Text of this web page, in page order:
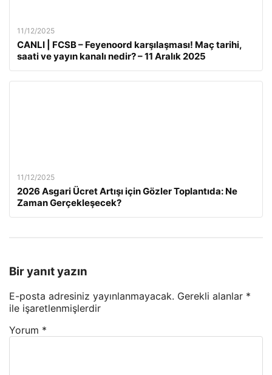
11/12/2025
CANLI | FCSB – Feyenoord karşılaşması! Maç tarihi,
saati ve yayın kanalı nedir? – 11 Aralık 2025
11/12/2025
2026 Asgari Ücret Artışı için Gözler Toplantıda: Ne
Zaman Gerçekleşecek?
Bir yanıt yazın
E-posta adresiniz yayınlanmayacak. Gerekli alanlar *
ile işaretlenmişlerdir
Yorum *